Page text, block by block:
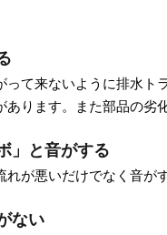
て来ないように排水ト
ります。また部品の劣
」と音がする
が悪いだけでなく音が
ない